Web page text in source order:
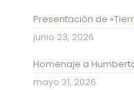
Presentación de
junio 23, 2026
Homenaje a
mayo 31, 2026